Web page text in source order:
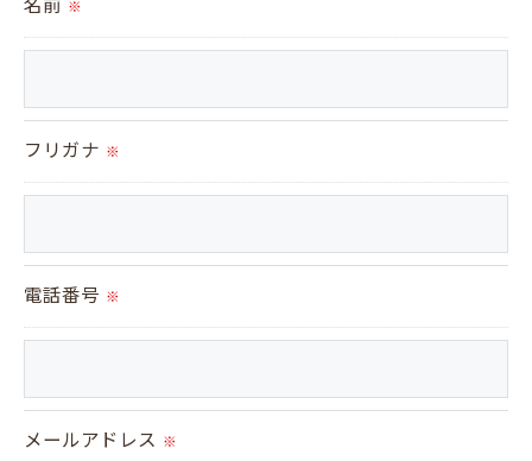
当社では、利用目的の達成に必要な範囲において、
これらの委託先に対しては個人情報保護契約等の措
置をとり、適切な監督を行います。
当社では、個人情報の漏洩等がなされないよう、適
切に安全管理対策を実施します。
必要な情報を頂けない場合は、それに対応した当社
のサービスをご提供できない場合がございますので
名前 ※
フリガナ ※
電話番号 ※
メールアドレス ※